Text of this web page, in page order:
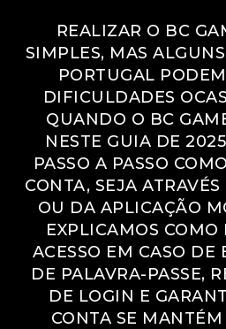
REALIZAR O BC
SIMPLES, MAS
PORTUGAL
DIFICULDADES
QUANDO O BC
NESTE GUIA DE
PASSO A PASSO
CONTA, SEJA
OU DA APLICAÇÃO
EXPLICAMOS COMO
ACESSO EM CASO DE
DE PALAVRA-PASSE,
DE LOGIN E
CONTA SE MANTÉM